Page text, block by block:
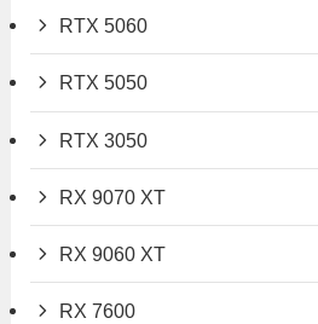
RTX 5060
RTX 5050
RTX 3050
RX 9070 XT
RX 9060 XT
RX 7600